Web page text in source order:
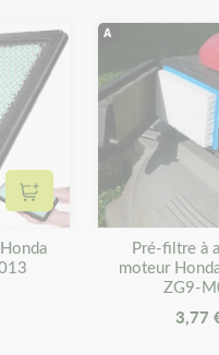
Ajouter au panier
Pré-filtre à
moteur
ZG9-
3,77